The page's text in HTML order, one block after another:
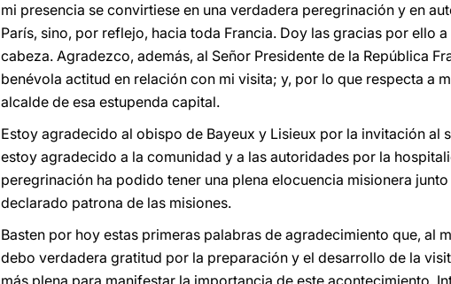
mi presencia se convirtiese en una verdadera peregrinación y en
París, sino, por reflejo, hacia toda Francia. Doy las gracias por ello
cabeza. Agradezco, además, al Señor Presidente de la República
benévola actitud en relación con mi visita; y, por lo que respecta a
alcalde de esa estupenda capital.
Estoy agradecido al obispo de Bayeux y Lisieux por la invitación al
estoy agradecido a la comunidad y a las autoridades por la
peregrinación ha podido tener una plena elocuencia misionera
declarado patrona de las misiones.
Basten por hoy estas primeras palabras de agradecimiento que, al
debo verdadera gratitud por la preparación y el desarrollo de la
más plena para manifestar la importancia de este acontecimiento.